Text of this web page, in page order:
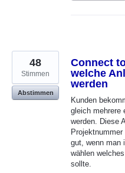
Connect
welche
werden
Kunden
gleich mehrere
werden. Diese
gut, wenn man
wählen
sollte.
48
Stimmen
Abstimmen